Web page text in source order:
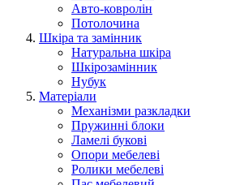
Авто-ковролін
Потолочина
Шкіра та замінник
Натуральна шкіра
Шкірозамінник
Нубук
Матеріали
Механізми разкладки
Пружинні блоки
Ламелі букові
Опори мебелеві
Ролики мебелеві